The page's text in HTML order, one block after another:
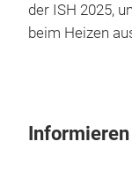
der ISH 2025,
beim Heizen